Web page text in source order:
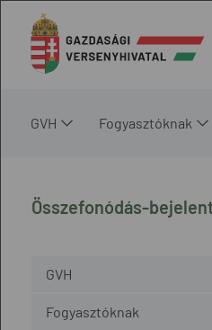
GVH Fogyasztóknak
Összefonódás-
GVH
Fogyasztóknak